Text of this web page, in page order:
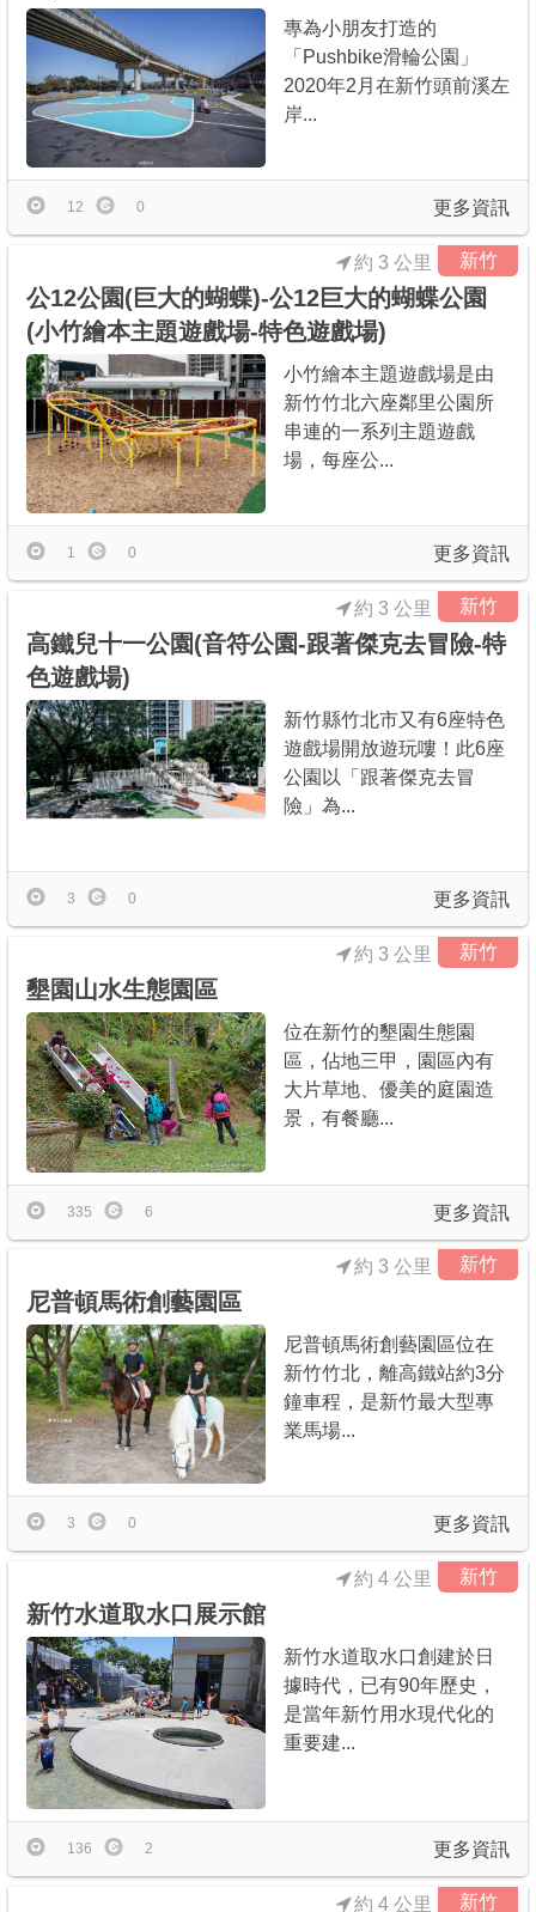
專為小朋友打造的
「Pushbike滑輪公園」
2020年2月在新竹頭前溪左
岸...
更多資訊
12 0
新竹
公12公園(巨大的蝴蝶)-公12巨大的蝴蝶公園
(小竹繪本主題遊戲場-特色遊戲場)
約 3 公里
小竹繪本主題遊戲場是由
新竹竹北六座鄰里公園所
串連的一系列主題遊戲
場，每座公...
更多資訊
1 0
新竹
高鐵兒十一公園(音符公園-跟著傑克去冒險-特
色遊戲場)
約 3 公里
新竹縣竹北市又有6座特色
遊戲場開放遊玩嘍！此6座
公園以「跟著傑克去冒
險」為...
更多資訊
3 0
新竹
墾園山水生態園區
約 3 公里
位在新竹的墾園生態園
區，佔地三甲，園區內有
大片草地、優美的庭園造
景，有餐廳...
更多資訊
335 6
新竹
尼普頓馬術創藝園區
約 3 公里
尼普頓馬術創藝園區位在
新竹竹北，離高鐵站約3分
鐘車程，是新竹最大型專
業馬場...
更多資訊
3 0
新竹
新竹水道取水口展示館
約 4 公里
新竹水道取水口創建於日
據時代，已有90年歷史，
是當年新竹用水現代化的
重要建...
更多資訊
136 2
新竹
約 4 公里